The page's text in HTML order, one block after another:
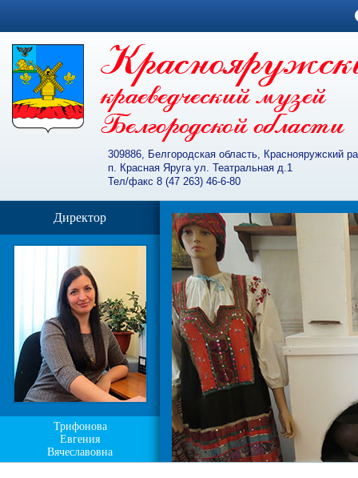
309886, Белгородская область, Краснояружский
п. Красная Яруга ул. Театральная д.1
Тел/факс 8 (47 263) 46-6-80
Директор
Трифонова
Евгения
Вячеславовна